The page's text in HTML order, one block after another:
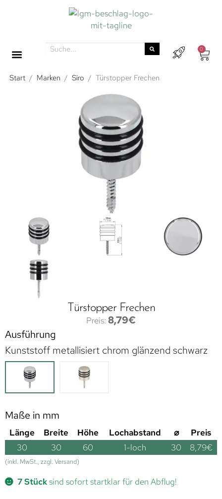
0
Start / Marken / Siro / Türstopper Frechen
Türstopper Frechen
8,79€
Ausführung
Kunststoff metallisiert chrom glänzend schwarz
Maße in mm
Länge Breite Höhe Lochabstand ⌀
Preis
30
30 60 1-loch 30 8,79€
(inkl. MwSt., zzgl. Versand)
7 Stücksind sofort startklar für den Abflug!